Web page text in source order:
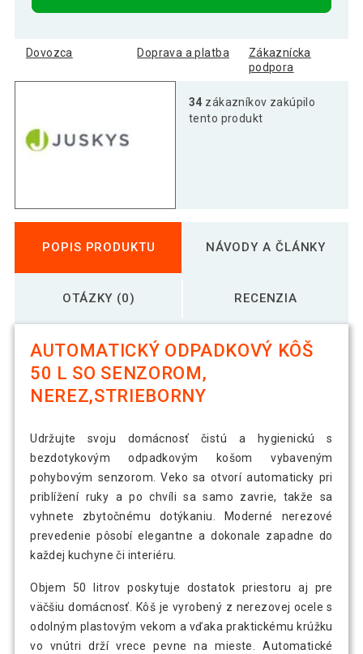
Dovozca Doprava a platba
Zákaznícka
podpora
34 zákazníkov zakúpilo
tento produkt
POPIS PRODUKTU NÁVODY A ČLÁNKY
OTÁZKY (0) RECENZIA
AUTOMATICKÝ ODPADKOVÝ KÔŠ
50 L SO SENZOROM,
NEREZ,STRIEBORNY
Udržujte svoju domácnosť čistú a hygienickú s
bezdotykovým odpadkovým košom vybaveným
pohybovým senzorom. Veko sa otvorí automaticky pri
priblížení ruky a po chvíli sa samo zavrie, takže sa
vyhnete zbytočnému dotýkaniu. Moderné nerezové
prevedenie pôsobí elegantne a dokonale zapadne do
každej kuchyne či interiéru.
Objem 50 litrov poskytuje dostatok priestoru aj pre
väčšiu domácnosť. Kôš je vyrobený z nerezovej ocele s
odolným plastovým vekom a vďaka praktickému krúžku
vo vnútri drží vrece pevne na mieste. Automatické